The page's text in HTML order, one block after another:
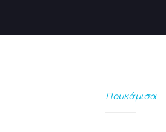
Πουκάμισα